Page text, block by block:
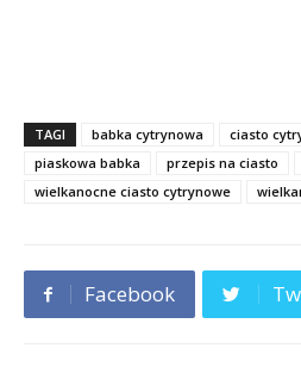
TAGI babka cytrynowa ciasto
piaskowa babka
przepis na ciasto
wielkanocne ciasto cytrynowe
Facebook